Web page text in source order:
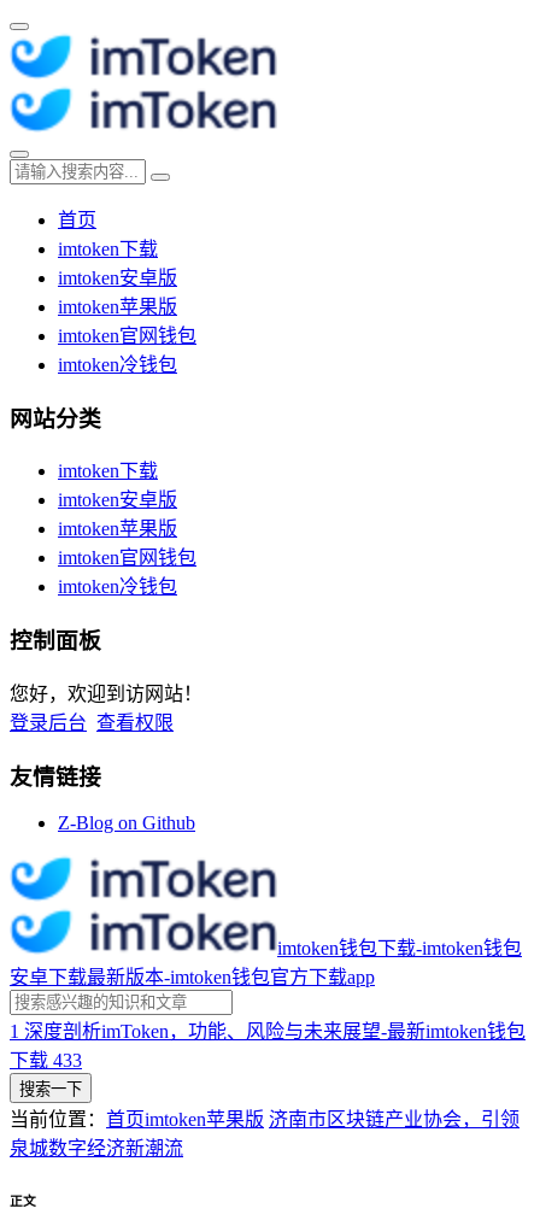
首页
imtoken下载
imtoken安卓版
imtoken苹果版
imtoken官网钱包
imtoken冷钱包
网站分类
imtoken下载
imtoken安卓版
imtoken苹果版
imtoken官网钱包
imtoken冷钱包
控制面板
您好，欢迎到访网站！
登录后台 查看权限
友情链接
Z-Blog on Github
imtoken钱包下载-imtoken钱包
安卓下载最新版本-imtoken钱包官方下载app
1 深度剖析imToken，功能、风险与未来展望-最新imtoken钱包
下载 433
搜索一下
当前位置： 首页imtoken苹果版 济南市区块链产业协会，引领
泉城数字经济新潮流
正文